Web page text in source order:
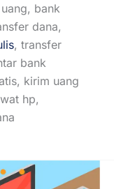
bank
dana,
, transfer
bank
kirim uang
hp,